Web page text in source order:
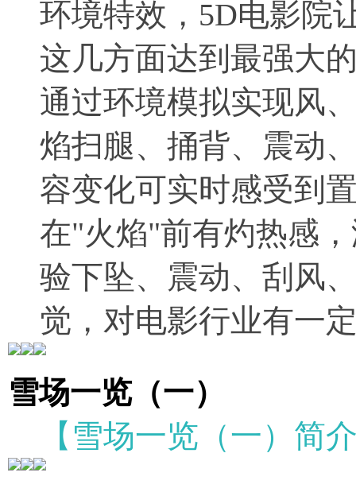
环境特效，5D电影院
这几方面达到最强大
通过环境模拟实现风
焰扫腿、捅背、震动
容变化可实时感受到
在"火焰"前有灼热感
验下坠、震动、刮风
觉，对电影行业有一
雪场一览（一）
【雪场一览（一）简